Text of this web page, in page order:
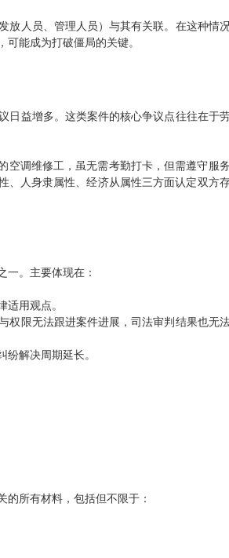
放人员、管理人员）与其有关联。在这种情
能成为打破僵局的关键。
日益增多。这类案件的核心争议点往往在于
调维修工，虽无需考勤打卡，但需遵守服务
、人身隶属性、经济从属性三方面认定双方
一。主要体现在：
适用观点。
权限无法跟进案件进展，司法审判结果也无
解决周期延长。
所有材料，包括但不限于：